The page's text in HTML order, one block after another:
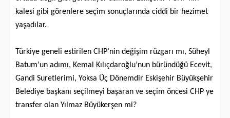
kalesi gibi görenlere seçim sonuçlarında ciddi bir hezimet
yaşadılar.
Türkiye geneli estirilen CHP’nin değişim rüzgarı mı, Süheyl
Batum’un adımı, Kemal Kılıçdaroğlu’nun büründüğü Ecevit,
Gandi Suretlerimi, Yoksa Üç Dönemdir Eskişehir Büyükşehir
Belediye başkanı seçilmeyi başaran ve seçim öncesi CHP ye
transfer olan Yılmaz Büyükerşen mi?